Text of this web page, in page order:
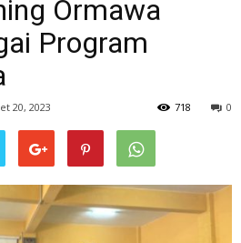
Ormawa
Program
20, 2023 0
718